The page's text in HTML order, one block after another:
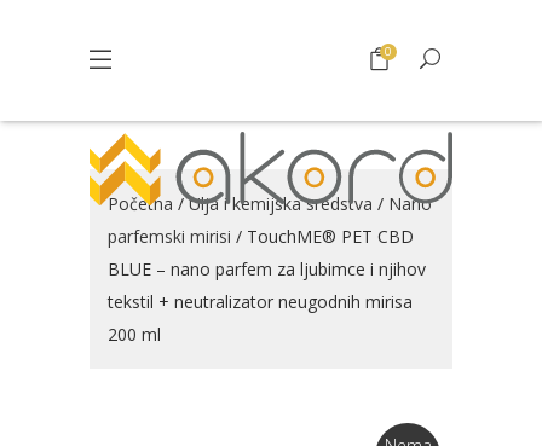
0
Početna /Ulja i kemijska sredstva / Nano
parfemski mirisi / TouchME® PET CBD
BLUE – nano parfem za ljubimce i njihov
tekstil + neutralizator neugodnih mirisa
200 ml